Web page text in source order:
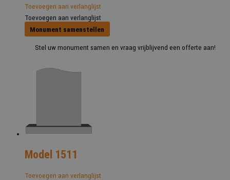
Toevoegen aan verlanglijst
Toevoegen aan verlanglijst
Monument samenstellen
Stel uw monument samen en vraag vrijblijvend een offerte aan!
Model 1511
Toevoegen aan verlanglijst